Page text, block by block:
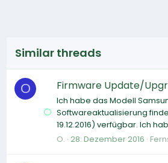
Similar threads
O Firmware Update/
Ich habe das Modell
Softwareaktualisierung
19.12.2016) verfügbar. Ich
O. 28. Dezember 2016